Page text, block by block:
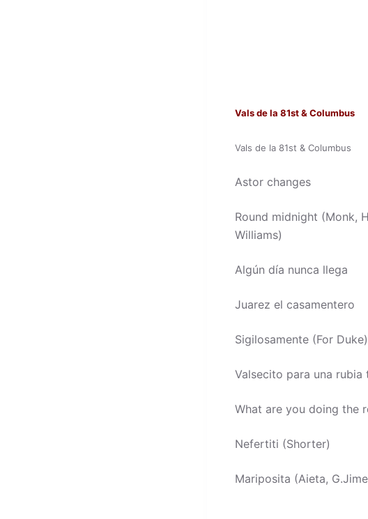
Vals de la 81st & Columbus
Vals de la 81st & Columbus
Astor changes
Round midnight (Monk,
Williams)
Algún día nunca llega
Juarez el casamentero
Sigilosamente (For Duke)
Valsecito para una rubia
What are you doing the
Nefertiti (Shorter)
Mariposita (Aieta,